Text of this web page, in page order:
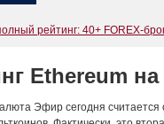
рейтинг: 40+ FOREX-
Ethereum
Эфир сегодня